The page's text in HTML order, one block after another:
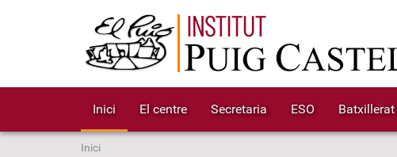
Inici El centre Secretaria ESO Batxillerat
S
Inici